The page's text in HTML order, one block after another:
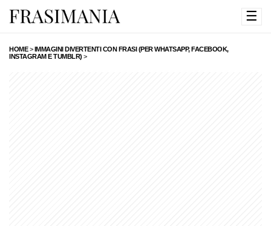
☰
HOME>IMMAGINI DIVERTENTI CON FRASI (PER WHATSAPP, FACEBOOK,
INSTAGRAM E TUMBLR) >